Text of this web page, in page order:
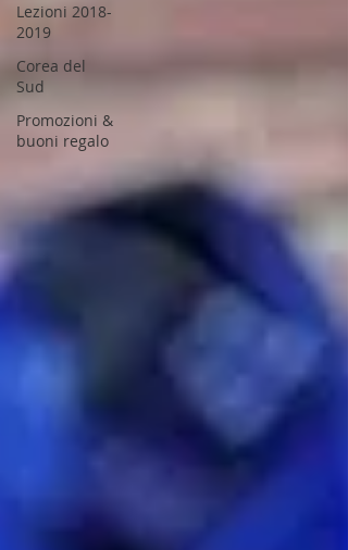
Lezioni 2018-
2019
Corea del
Sud
Promozioni &
buoni regalo